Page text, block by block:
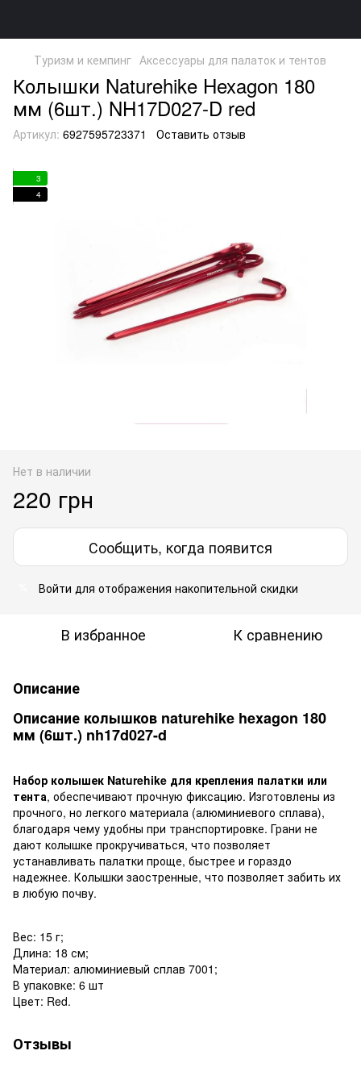
Туризм и кемпинг Аксессуары для палаток и тентов
Колышки Naturehike Hexagon 180
мм (6шт.) NH17D027-D red
Артикул: 6927595723371 Оставить отзыв
3
4
Нет в наличии
220 грн
Сообщить, когда появится
Войти для отображения накопительной скидки
В избранное К сравнению
Описание
Описание колышков naturehike hexagon 180
мм (6шт.) nh17d027-d
Набор колышек Naturehike для крепления палатки или
тента, обеспечивают прочную фиксацию. Изготовлены из
прочного, но легкого материала (алюминиевого сплава),
благодаря чему удобны при транспортировке. Грани не
дают колышке прокручиваться, что позволяет
устанавливать палатки проще, быстрее и гораздо
надежнее. Колышки заостренные, что позволяет забить их
в любую почву.
Вес: 15 г;
Длина: 18 см;
Материал: алюминиевый сплав 7001;
В упаковке: 6 шт
Цвет: Red.
Отзывы